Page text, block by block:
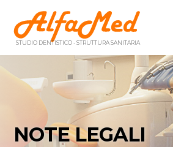
STUDIO DENTISTICO - STRUTTURA SANITARIA
principale
NOTE LEGALI